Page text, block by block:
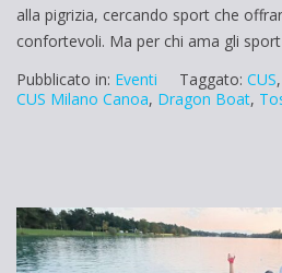
alla pigrizia, cercando sport che
confortevoli. Ma per chi ama gli sport
Pubblicato in: Eventi Taggato: CUS,
CUS Milano Canoa, Dragon Boat,